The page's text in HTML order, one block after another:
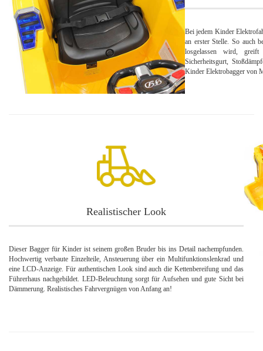
Bei jedem Kinder
an erster Stelle. So auch
losgelassen wird,
Sicherheitsgurt,
Kinder Elektrobagger von
Realistischer Look
Dieser Bagger für Kinder ist seinem großen Bruder bis ins Detail nachempfunden.
Hochwertig verbaute Einzelteile, Ansteuerung über ein Multifunktionslenkrad und
eine LCD-Anzeige. Für authentischen Look sind auch die Kettenbereifung und das
Führerhaus nachgebildet. LED-Beleuchtung sorgt für Aufsehen und gute Sicht bei
Dämmerung. Realistisches Fahrvergnügen von Anfang an!